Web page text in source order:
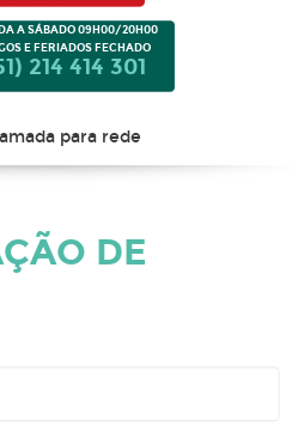
A SÁBADO 09H00/20H00
E FERIADOS FECHADO
214 414 301
para rede
DE